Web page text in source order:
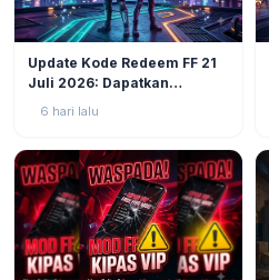
Update Kode Redeem FF 21
Juli 2026: Dapatkan
6 hari lalu